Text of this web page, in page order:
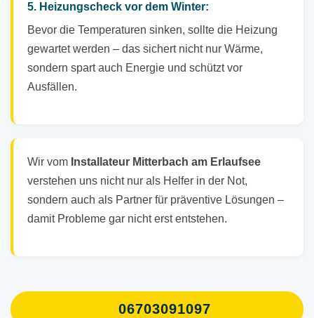
5. Heizungscheck vor dem Winter:
Bevor die Temperaturen sinken, sollte die Heizung
gewartet werden – das sichert nicht nur Wärme,
sondern spart auch Energie und schützt vor
Ausfällen.
Wir vom Installateur Mitterbach am Erlaufsee
verstehen uns nicht nur als Helfer in der Not,
sondern auch als Partner für präventive Lösungen –
damit Probleme gar nicht erst entstehen.
06703091097